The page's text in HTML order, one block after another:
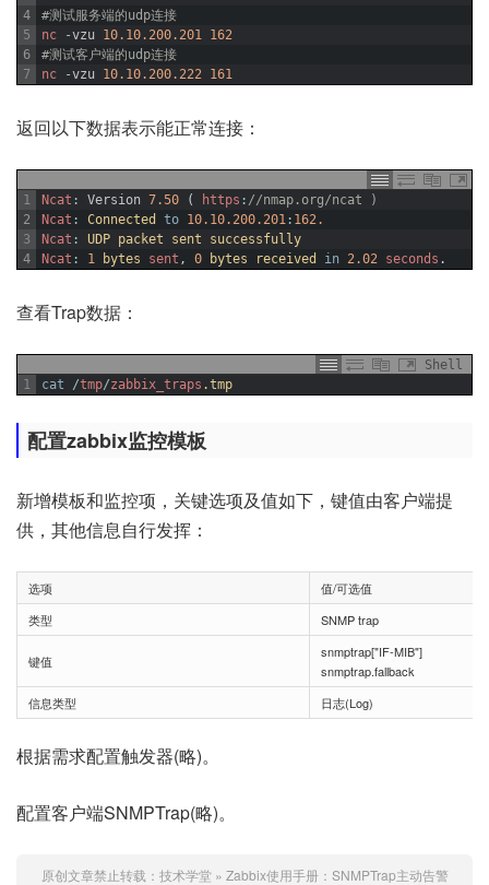
4
5
6
7
#测试服务端的udp连接
nc
-vzu 10.10.200.201 162
#测试客户端的udp连接
nc
-vzu 10.10.200.222 161
返回以下数据表示能正常连接：
1
2
3
4
Ncat : Version 7.50 ( https : //nmap.org/ncat )
Ncat : Connected to 10.10.200.201: 162.
Ncat : UDP packet sent successfully
Ncat : 1 bytes sent , 0 bytes received in 2.02 seconds .
查看Trap数据：
Shell
1
cat /tmp/zabbix_traps .tmp
配置zabbix监控模板
新增模板和监控项，关键选项及值如下，键值由客户端提
供，其他信息自行发挥：
选项
值/可选值
类型
SNMP trap
键值
snmptrap["IF-MIB"]
snmptrap.fallback
信息类型
日志(Log)
根据需求配置触发器(略)。
配置客户端SNMPTrap(略)。
原创文章禁止转载： 技术学堂» Zabbix使用手册：SNMPTrap主动告警